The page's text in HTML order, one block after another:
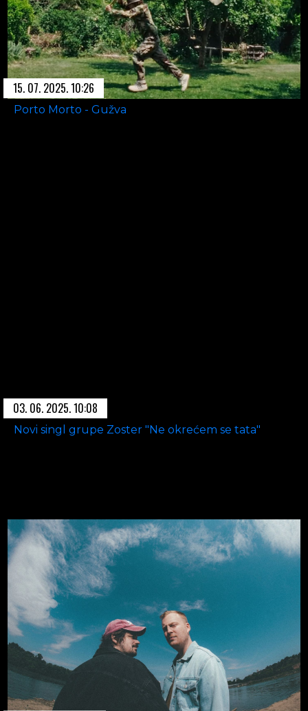
15. 07. 2025. 10:26
Porto Morto - Gužva
03. 06. 2025. 10:08
Novi singl grupe Zoster "Ne okrećem se tata"